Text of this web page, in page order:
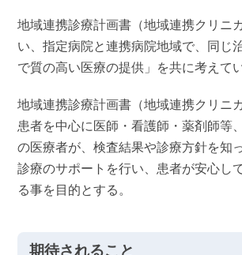
地域連携診療計画書（地域連携クリニ
い、指定病院と連携病院地域で、同じ
で質の高い医療の提供」を共に考えてい
地域連携診療計画書（地域連携クリニ
患者を中心に医師・看護師・薬剤師等
の医療者が、検査結果や診療方針を知
診療のサポートを行い、患者が安心し
る事を目的とする。
期待されること